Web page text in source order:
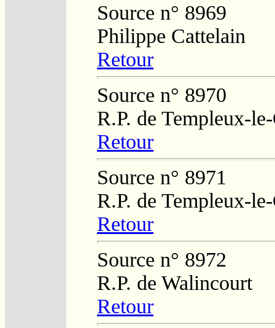
Source n° 8969
Philippe Cattelain
Retour
Source n° 8970
R.P. de Templeux-
Retour
Source n° 8971
R.P. de Templeux-
Retour
Source n° 8972
R.P. de Walincourt
Retour